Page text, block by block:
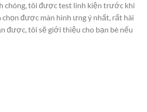
chóng, tôi được test linh kiện trước khi
được màn hình ưng ý nhất, rất hài
được, tôi sẽ giới thiệu cho bạn bè nếu